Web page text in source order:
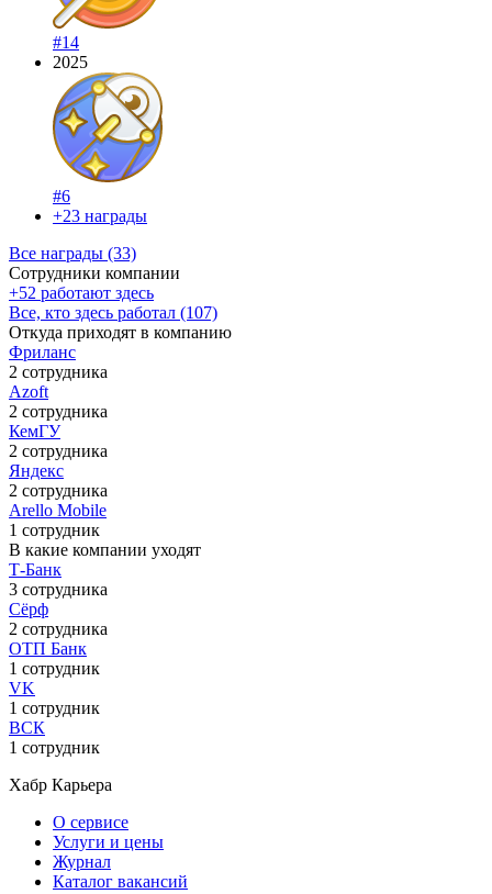
#14
2025
#6
+23 награды
Все награды (33)
Сотрудники компании
+52 работают здесь
Все, кто здесь работал (107)
Откуда приходят в компанию
Фриланс
2 сотрудника
Azoft
2 сотрудника
КемГУ
2 сотрудника
Яндекс
2 сотрудника
Arello Mobile
1 сотрудник
В какие компании уходят
Т-Банк
3 сотрудника
Сёрф
2 сотрудника
ОТП Банк
1 сотрудник
VK
1 сотрудник
ВСК
1 сотрудник
Хабр Карьера
О сервисе
Услуги и цены
Журнал
Каталог вакансий